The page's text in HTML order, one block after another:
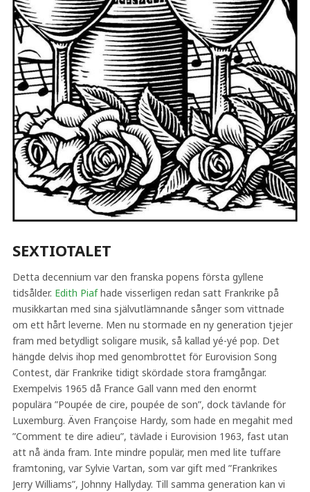
SEXTIOTALET
Detta decennium var den franska popens första gyllene
tidsålder. Edith Piafhade visserligen redan satt Frankrike på
musikkartan med sina självutlämnande sånger som vittnade
om ett hårt leverne. Men nu stormade en ny generation tjejer
fram med betydligt soligare musik, så kallad yé-yé pop. Det
hängde delvis ihop med genombrottet för Eurovision Song
Contest, där Frankrike tidigt skördade stora framgångar.
Exempelvis 1965 då France Gall vann med den enormt
populära ”Poupée de cire, poupée de son”, dock tävlande för
Luxemburg. Även Françoise Hardy, som hade en megahit med
”Comment te dire adieu”, tävlade i Eurovision 1963, fast utan
att nå ända fram. Inte mindre populär, men med lite tuffare
framtoning, var Sylvie Vartan, som var gift med ”Frankrikes
Jerry Williams”, Johnny Hallyday. Till samma generation kan vi